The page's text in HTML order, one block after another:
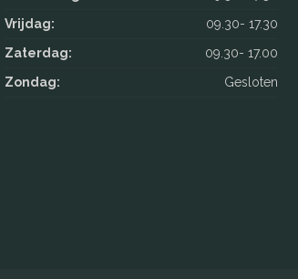
Vrijdag:
09.30- 17.30
Zaterdag:
09.30- 17.00
Zondag:
Gesloten